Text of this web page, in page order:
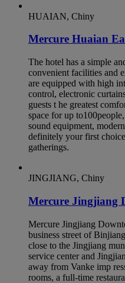
HUAIAN, Chiny
Mercure Huaian
The hotel has a simple
convenient facilities and
are equipped with high
control, electronic
guests t he greatest
space for up
sound equipment,
definitely your first
gatherings.
JINGJIANG, Chiny
Mercure Jingjiang
Mercure Jingjiang
business street of
close to the Jingjiang
service center and
away from Vanke imp
rooms, a full-time